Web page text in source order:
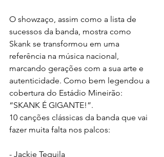
O showzaço, assim como a lista de
sucessos da banda, mostra como
Skank se transformou em uma
referência na música nacional,
marcando gerações com a sua arte e
autenticidade. Como bem legendou a
cobertura do Estádio Mineirão:
“SKANK É GIGANTE!”.
10 canções clássicas da banda que vai
fazer muita falta nos palcos:
- Jackie Tequila